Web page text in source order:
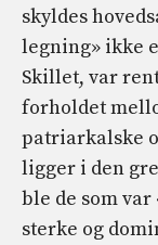
skyldes
legning» ikke
Skillet, var
forholdet
patriarkalske
ligger i den
ble de som
sterke og